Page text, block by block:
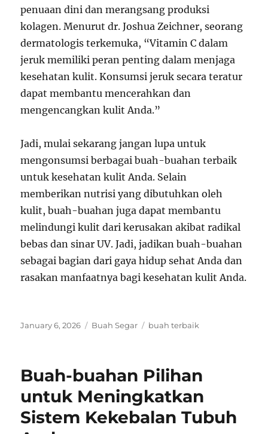
penuaan dini dan merangsang produksi
kolagen. Menurut dr. Joshua Zeichner, seorang
dermatologis terkemuka, “Vitamin C dalam
jeruk memiliki peran penting dalam menjaga
kesehatan kulit. Konsumsi jeruk secara teratur
dapat membantu mencerahkan dan
mengencangkan kulit Anda.”
Jadi, mulai sekarang jangan lupa untuk
mengonsumsi berbagai buah-buahan terbaik
untuk kesehatan kulit Anda. Selain
memberikan nutrisi yang dibutuhkan oleh
kulit, buah-buahan juga dapat membantu
melindungi kulit dari kerusakan akibat radikal
bebas dan sinar UV. Jadi, jadikan buah-buahan
sebagai bagian dari gaya hidup sehat Anda dan
rasakan manfaatnya bagi kesehatan kulit Anda.
Posted
January 6, 2026 Categories
Buah Segar Tags
buah terbaik
Buah-buahan Pilihan
untuk Meningkatkan
Sistem Kekebalan Tubuh